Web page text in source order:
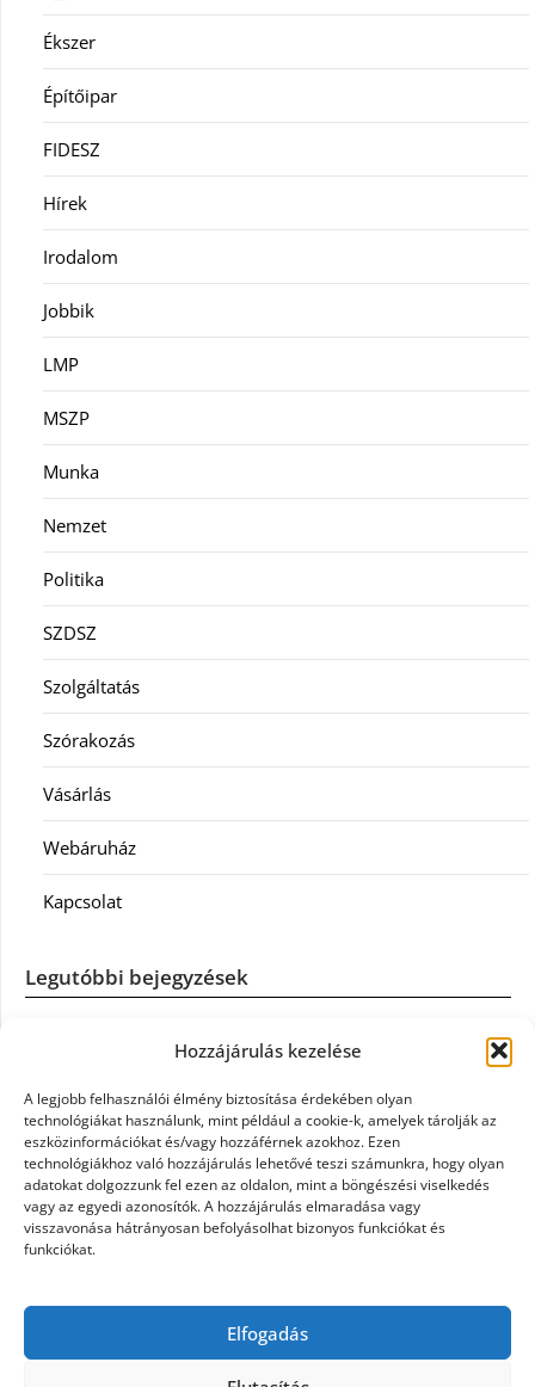
Hozzájárulás kezelése
A legjobb felhasználói élmény biztosítása érdekében olyan
technológiákat használunk, mint például a cookie-k, amelyek tárolják az
eszközinformációkat és/vagy hozzáférnek azokhoz. Ezen
technológiákhoz való hozzájárulás lehetővé teszi számunkra, hogy olyan
adatokat dolgozzunk fel ezen az oldalon, mint a böngészési viselkedés
vagy az egyedi azonosítók. A hozzájárulás elmaradása vagy
visszavonása hátrányosan befolyásolhat bizonyos funkciókat és
funkciókat.
Elfogadás
Ékszer
Építőipar
FIDESZ
Hírek
Irodalom
Jobbik
LMP
MSZP
Munka
Nemzet
Politika
SZDSZ
Szolgáltatás
Szórakozás
Vásárlás
Webáruház
Kapcsolat
Legutóbbi bejegyzések
Casco szélvédőcsere: mikor éri meg a biztosítást igénybe
Könyvelés: mikor érdemes könyvelőt váltani?
Szövetkezeti jog: miért elengedhetetlen a szakszerű jogi
háttér a biztonságos működéshez
Munkajogi ügyvéd: miért nem érdemes várni a jogi
Tüll anyag: elegancia és sokoldalúság a Szakatex
kínálatában